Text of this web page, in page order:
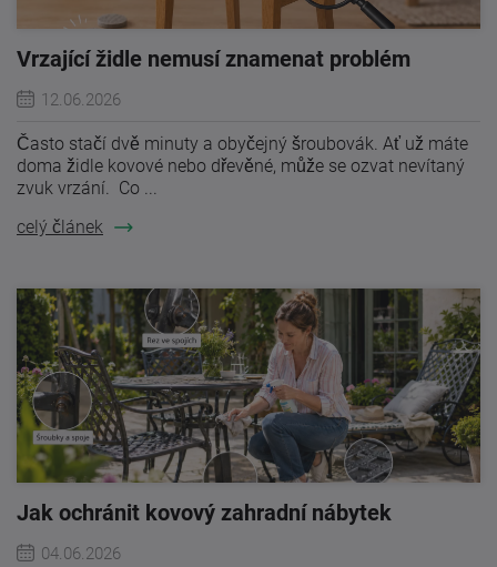
Vrzající židle nemusí znamenat problém
12.06.2026
Často stačí dvě minuty a obyčejný šroubovák. Ať už máte
doma židle kovové nebo dřevěné, může se ozvat nevítaný
zvuk vrzání. Co ...
celý článek
Jak ochránit kovový zahradní nábytek
04.06.2026